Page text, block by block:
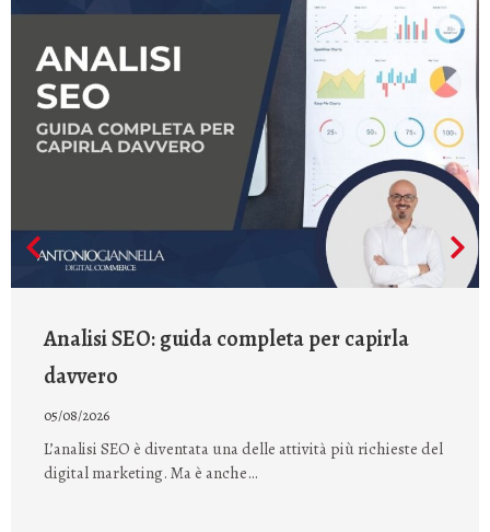
Analisi SEO: guida completa per capirla
davvero
05/08/2026
L’analisi SEO è diventata una delle attività più richieste del
digital marketing. Ma è anche…